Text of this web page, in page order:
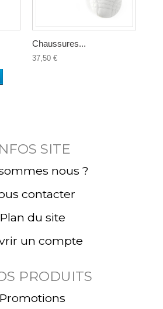
Chaussures...
37,50 €
SITE
nous ?
contacter
Plan du site
un compte
PRODUITS
Promotions